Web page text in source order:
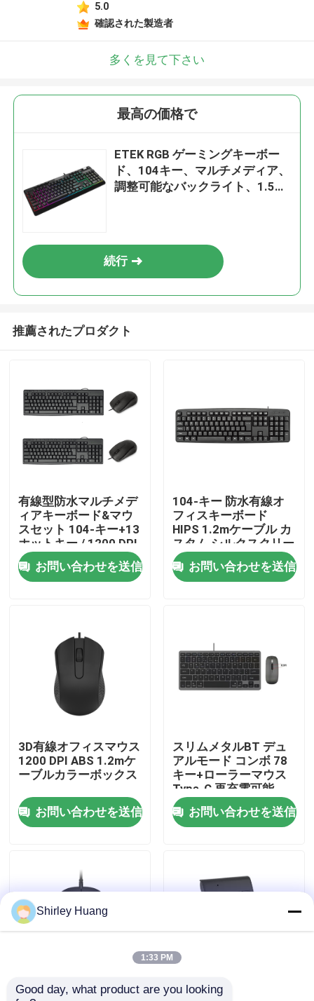
わたしたち に つい て
品質管理
連絡 ください
事件
引金 を 求め て ください
ワイヤーで縛られたコンピュータのキーボードおよ
5.0
確認された製造者
多くを見て下さい
最高の価格で
ETEK RGB ゲーミングキーボー
ド、104キー、マルチメディア、
調整可能なバックライト、1.5M
続行
推薦されたプロダクト
有線型防水マルチメデ
ィアキーボード&マウ
スセット 104-キー+13
ホットキー / 1200 DPI
HIPS 調整可能
お問い合わせを送信
104-キー 防水有線オ
フィスキーボード
HIPS 1.2mケーブル カ
スタム シルクスクリー
ン ロゴ
お問い合わせを送信
3D有線オフィスマウス
1200 DPI ABS 1.2mケ
ーブルカラーボックス
お問い合わせを送信
スリムメタルBT デュ
アルモード コンボ 78
キー+ローラーマウス
Type-C 再充電可能
お問い合わせを送信
4D有線光学マウス
ミニUSB有線テンキー
Shirley Huang
1:33 PM
Good day, what product are you looking